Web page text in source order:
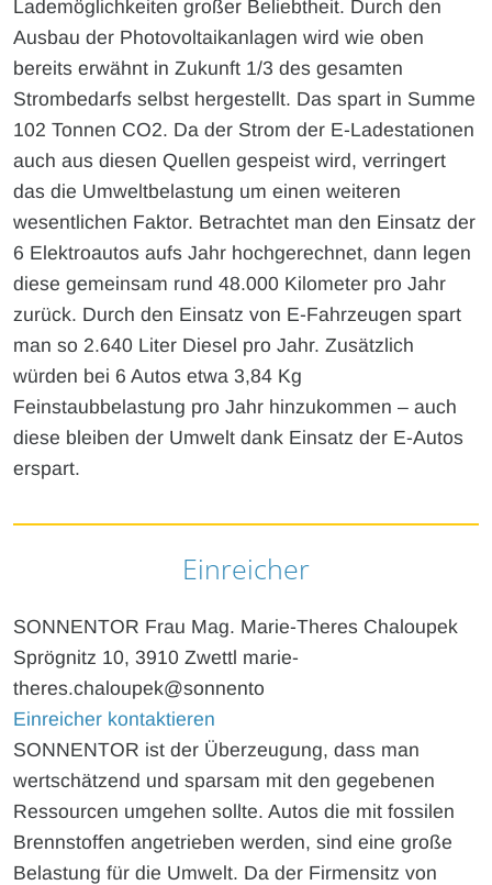
Lademöglichkeiten großer Beliebtheit. Durch den
Ausbau der Photovoltaikanlagen wird wie oben
bereits erwähnt in Zukunft 1/3 des gesamten
Strombedarfs selbst hergestellt. Das spart in Summe
102 Tonnen CO2. Da der Strom der E-Ladestationen
auch aus diesen Quellen gespeist wird, verringert
das die Umweltbelastung um einen weiteren
wesentlichen Faktor. Betrachtet man den Einsatz der
6 Elektroautos aufs Jahr hochgerechnet, dann legen
diese gemeinsam rund 48.000 Kilometer pro Jahr
zurück. Durch den Einsatz von E-Fahrzeugen spart
man so 2.640 Liter Diesel pro Jahr. Zusätzlich
würden bei 6 Autos etwa 3,84 Kg
Feinstaubbelastung pro Jahr hinzukommen – auch
diese bleiben der Umwelt dank Einsatz der E-Autos
erspart.
Einreicher
SONNENTOR Frau Mag. Marie-Theres Chaloupek
Sprögnitz 10, 3910 Zwettl marie-
theres.chaloupek@sonnento
Einreicher kontaktieren
SONNENTOR ist der Überzeugung, dass man
wertschätzend und sparsam mit den gegebenen
Ressourcen umgehen sollte. Autos die mit fossilen
Brennstoffen angetrieben werden, sind eine große
Belastung für die Umwelt. Da der Firmensitz von